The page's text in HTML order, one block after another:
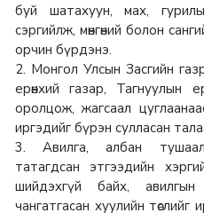
буй шатахуун, мах,
сэргийлж, мөнгөний болон
орчин бүрдэнэ.
2. Монгол Улсын Засгийн
ерөнхий газар, Тагнуулын
оролцож, жагсаал
иргэдийг бүрэн сулласан
3. Авилга, албан
татагдсан этгээдийн
шийдэхгүй байх,
чангатгасан хуулийн